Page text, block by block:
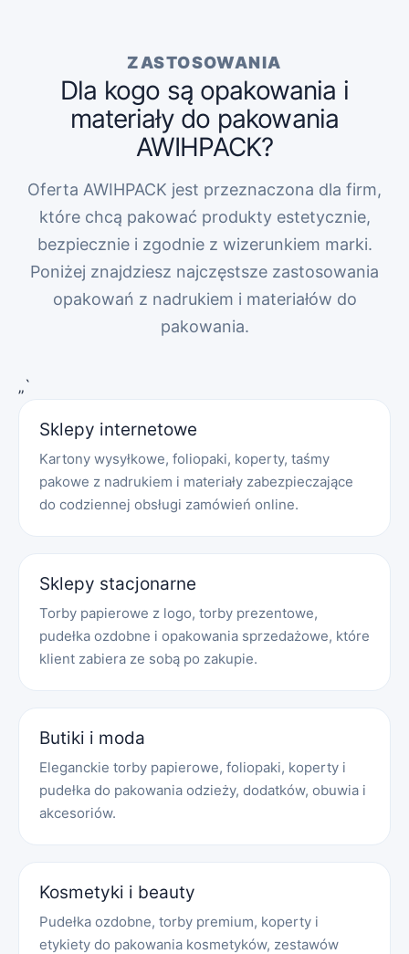
ZASTOSOWANIA
Dla kogo są opakowania i
materiały do pakowania
AWIHPACK?
Oferta AWIHPACK jest przeznaczona dla firm,
które chcą pakować produkty estetycznie,
bezpiecznie i zgodnie z wizerunkiem marki.
Poniżej znajdziesz najczęstsze zastosowania
opakowań z nadrukiem i materiałów do
pakowania.
„`
Sklepy internetowe
Kartony wysyłkowe, foliopaki, koperty, taśmy
pakowe z nadrukiem i materiały zabezpieczające
do codziennej obsługi zamówień online.
Sklepy stacjonarne
Torby papierowe z logo, torby prezentowe,
pudełka ozdobne i opakowania sprzedażowe, które
klient zabiera ze sobą po zakupie.
Butiki i moda
Eleganckie torby papierowe, foliopaki, koperty i
pudełka do pakowania odzieży, dodatków, obuwia i
akcesoriów.
Kosmetyki i beauty
Pudełka ozdobne, torby premium, koperty i
etykiety do pakowania kosmetyków, zestawów